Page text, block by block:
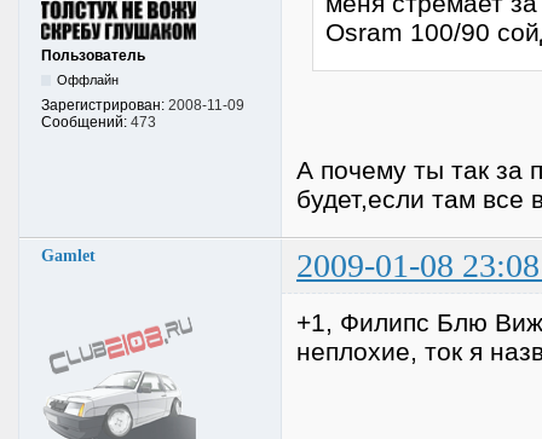
Пользователь
Оффлайн
Зарегистрирован: 2008-11-09
Сообщений: 473
Osram 100/90
А почему ты так за
будет,если там все
Gamlet 2009-01-08
+1, Филипс Блю
неплохие, ток я